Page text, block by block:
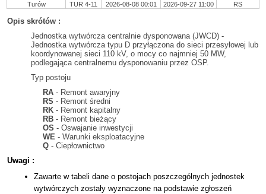
Turów
TUR 4-11 2026-08-08 00:01 2026-09-27 11:00 RS
Opis skrótów :
Jednostka wytwórcza centralnie dysponowana (JWCD) -
Jednostka wytwórcza typu D przyłączona do sieci przesyłowej lub
koordynowanej sieci 110 kV, o mocy co najmniej 50 MW,
podlegająca centralnemu dysponowaniu przez OSP.
Typ postoju
RA - Remont awaryjny
RS - Remont średni
RK - Remont kapitalny
RB - Remont bieżący
OS - Oswajanie inwestycji
WE - Warunki eksploatacyjne
Q - Ciepłownictwo
Uwagi :
Zawarte w tabeli dane o postojach poszczególnych jednostek
wytwórczych zostały wyznaczone na podstawie zgłoszeń